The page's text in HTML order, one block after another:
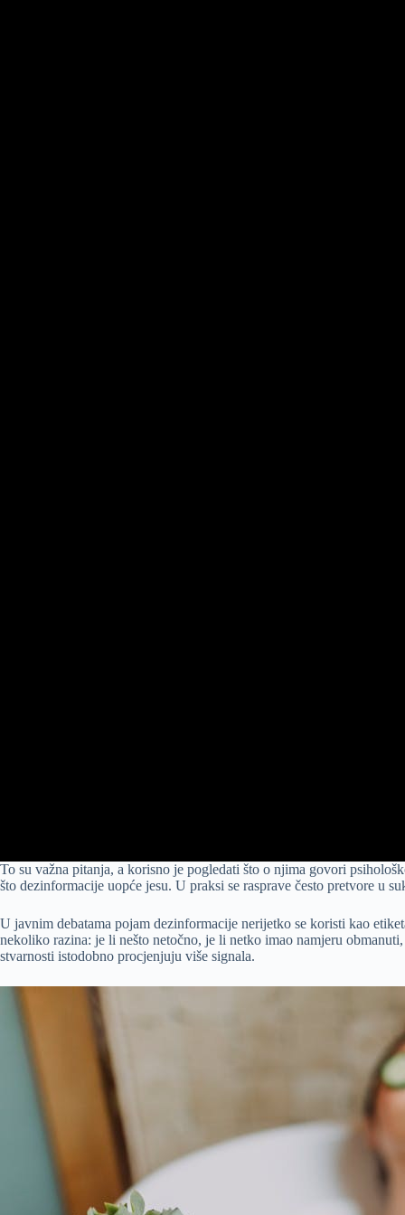
To su važna pitanja, a korisno je pogledati što o njima govori
što dezinformacije uopće jesu. U praksi se rasprave često pretvore u
U javnim debatama pojam dezinformacije nerijetko se koristi kao
nekoliko razina: je li nešto netočno, je li netko imao namjeru
stvarnosti istodobno procjenjuju više signala.